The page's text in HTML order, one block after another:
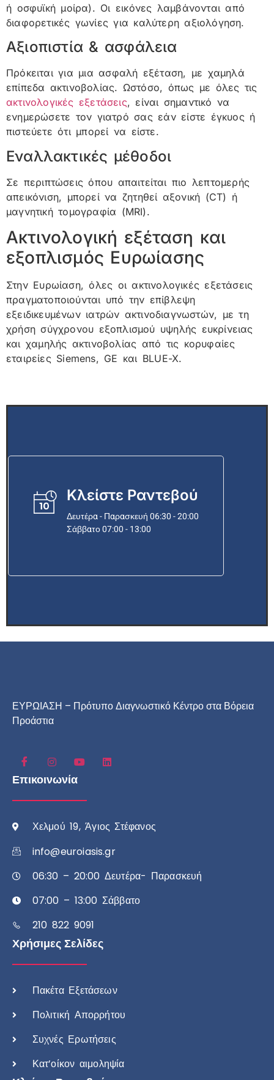
ή οσφυϊκή μοίρα). Οι εικόνες λαμβάνονται από
διαφορετικές γωνίες για καλύτερη αξιολόγηση.
Αξιοπιστία & ασφάλεια
Πρόκειται για μια ασφαλή εξέταση, με χαμηλά
επίπεδα ακτινοβολίας. Ωστόσο, όπως με όλες τις
ακτινολογικές εξετάσεις, είναι σημαντικό να
ενημερώσετε τον γιατρό σας εάν είστε έγκυος ή
πιστεύετε ότι μπορεί να είστε.
Εναλλακτικές μέθοδοι
Σε περιπτώσεις όπου απαιτείται πιο λεπτομερής
απεικόνιση, μπορεί να ζητηθεί αξονική (CT) ή
μαγνητική τομογραφία (MRI).
Ακτινολογική εξέταση και
εξοπλισμός Ευρωίασης
Στην Ευρωίαση, όλες οι ακτινολογικές εξετάσεις
πραγματοποιούνται υπό την επίβλεψη
εξειδικευμένων ιατρών ακτινοδιαγνωστών, με τη
χρήση σύγχρονου εξοπλισμού υψηλής ευκρίνειας
και χαμηλής ακτινοβολίας από τις κορυφαίες
εταιρείες Siemens, GE και BLUE-X.
Κλείστε Ραντεβού
Δευτέρα - Παρασκευή 06:30 - 20:00
Σάββατο 07:00 - 13:00
ΕΥΡΩΙΑΣΗ – Πρότυπο Διαγνωστικό Κέντρο στα Βόρεια
Προάστια
Επικοινωνία
Χελμού 19, Άγιος Στέφανος
info@euroiasis.gr
06:30 – 20:00 Δευτέρα- Παρασκευή
07:00 – 13:00 Σάββατο
210 822 9091
Χρήσιμες Σελίδες
Πακέτα Εξετάσεων
Πολιτική Απορρήτου
Συχνές Ερωτήσεις
Κατ’οίκον αιμοληψία